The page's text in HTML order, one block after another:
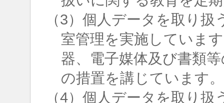
（3）個人データを取り
室管理を実施していま
器、電子媒体及び書類
の措置を講じています。
（4）個人データを取り